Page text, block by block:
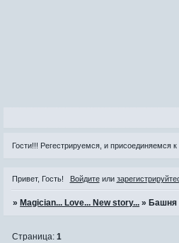
Гости!!! Регестрируемся, и присоединяемся к
Привет, Гость! Войдитеили
» Magician... Love... New story... » Башня
Страница:1